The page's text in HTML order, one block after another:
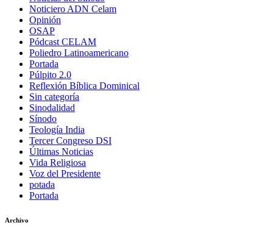
Noticiero ADN Celam
Opinión
OSAP
Pódcast CELAM
Poliedro Latinoamericano
Portada
Púlpito 2.0
Reflexión Bíblica Dominical
Sin categoría
Sinodalidad
Sínodo
Teología India
Tercer Congreso DSI
Últimas Noticias
Vida Religiosa
Voz del Presidente
potada
Portada
Archivo